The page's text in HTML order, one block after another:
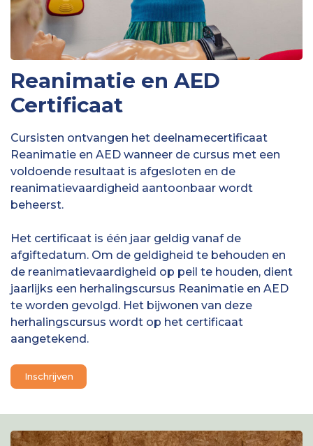
Reanimatie en AED
Certificaat
Cursisten ontvangen het deelnamecertificaat
Reanimatie en AED wanneer de cursus met een
voldoende resultaat is afgesloten en de
reanimatievaardigheid aantoonbaar wordt
beheerst.
Het certificaat is één jaar geldig vanaf de
afgiftedatum. Om de geldigheid te behouden en
de reanimatievaardigheid op peil te houden, dient
jaarlijks een herhalingscursus Reanimatie en AED
te worden gevolgd. Het bijwonen van deze
herhalingscursus wordt op het certificaat
aangetekend.
Inschrijven